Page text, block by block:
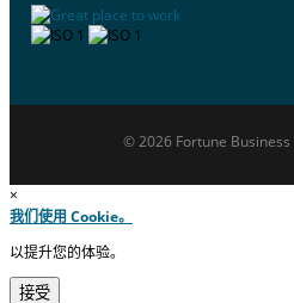
© 2026 Fortune Business
×
我们使用 Cookie。
以提升您的体验。
接受